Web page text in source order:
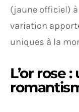
(jaune officiel) à
variation
uniques à la
L’or rose